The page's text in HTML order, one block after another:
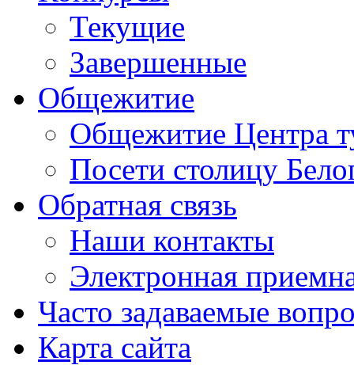
Текущие
Завершенные
Общежитие
Общежитие Центра
Посети столицу
Обратная связь
Наши контакты
Электронная
Часто задаваемые
Карта сайта